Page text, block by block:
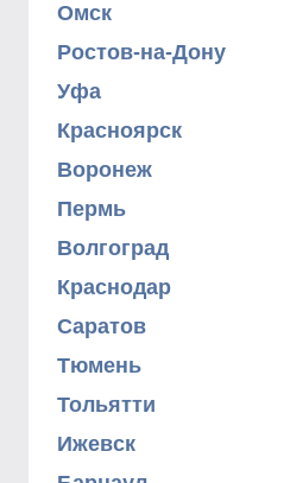
Омск
Ростов-на-Дону
Уфа
Красноярск
Воронеж
Пермь
Волгоград
Краснодар
Саратов
Тюмень
Тольятти
Ижевск